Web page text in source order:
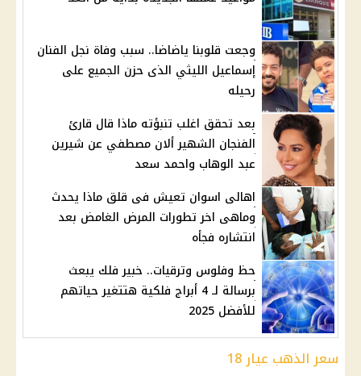
وجعت قلوبنا ياضاضا.. سبب وفاة نجل الفنان
إسماعيل الليثي الذى حزن الجميع على
رحيله
بعد تحقق اغلب تنبؤته ماذا قال قارئ
الفنجان الشهير ألان مصطفي عن شيرين
عبد الوهاب واحمد سعد
اهالى اسوان تعيش فى قلق ماذا يحدث
وماهى اخر تطورات المرض الغامض بعد
انتشاره فجأه
حظ وفلوس وترقيات.. خبير فلك يبعث
برسالة لـ 4 أبراج فلكية هتتغير حياتهم
للأفضل 2025
سعر الذهب عيار 18